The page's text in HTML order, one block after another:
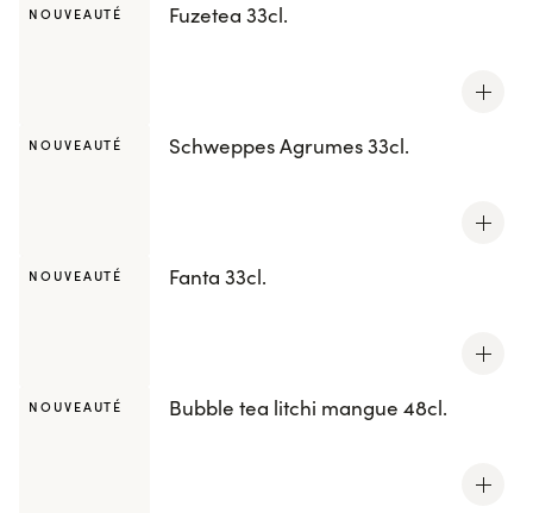
NOUVEAUTÉ Fuzetea 33cl.
NOUVEAUTÉ Schweppes Agrumes 33cl.
NOUVEAUTÉ Fanta 33cl.
NOUVEAUTÉ Bubble tea litchi mangue 48cl.